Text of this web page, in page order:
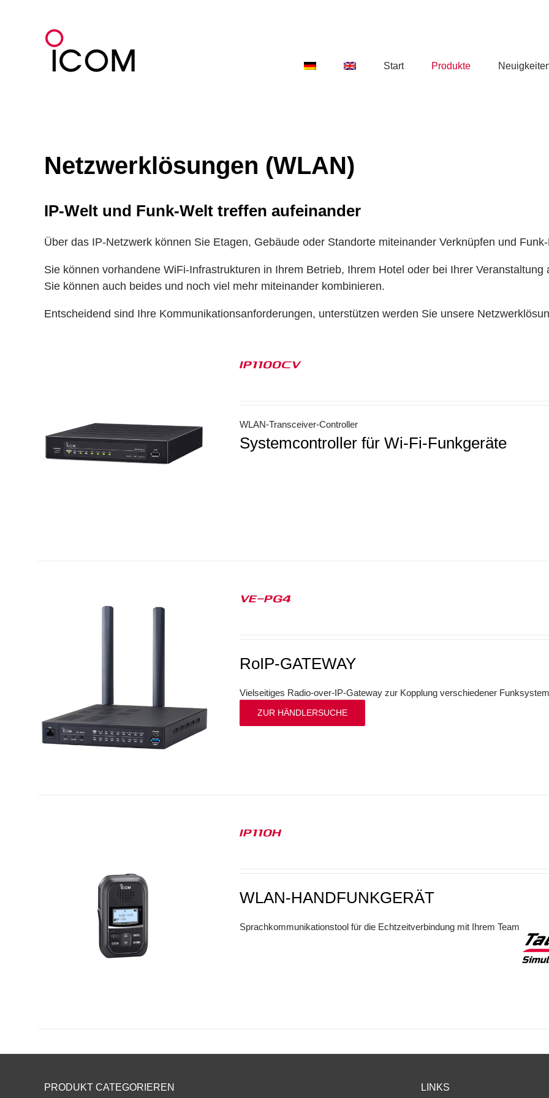
Start Produkte
Netzwerklösungen (WLAN)
IP-Welt und Funk-Welt treffen aufeinander
Über das IP-Netzwerk können Sie Etagen, Gebäude oder Standorte miteinander Verknüpfen und
Sie können vorhandene WiFi-Infrastrukturen in Ihrem Betrieb, Ihrem Hotel oder bei Ihrer
Sie können auch beides und noch viel mehr miteinander kombinieren.
Entscheidend sind Ihre Kommunikationsanforderungen, unterstützen werden Sie unsere
IP1100CV
WLAN-Transceiver-Controller
Systemcontroller für Wi-Fi-Funkgeräte
VE-PG4
RoIP-GATEWAY
Vielseitiges Radio-over-IP-Gateway zur Kopplung verschiedener
ZUR HÄNDLERSUCHE
IP110H
WLAN-HANDFUNKGERÄT
Sprachkommunikationstool für die Echtzeitverbindung mit Ihrem Team
PRODUKT CATEGORIEREN LINKS